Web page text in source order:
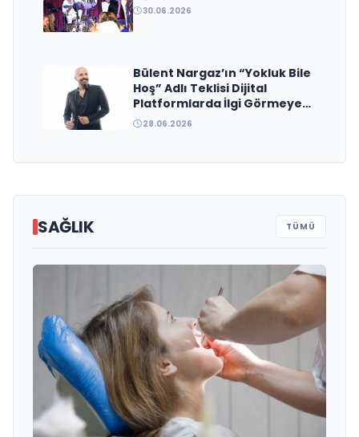
30.06.2026
Bülent Nargaz’ın “Yokluk Bile
Hoş” Adlı Teklisi Dijital
Platformlarda İlgi Görmeye
Devam Ediyor
28.06.2026
SAĞLIK TÜMÜ